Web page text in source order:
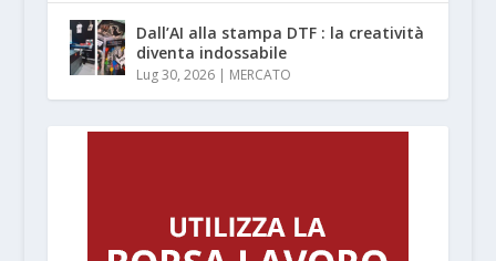
Dall’AI alla stampa DTF : la creatività
diventa indossabile
Lug 30, 2026| MERCATO